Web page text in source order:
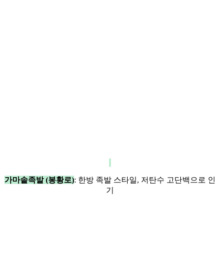
가마솥족발 (봉황로): 한방 족발 스타일, 저탄수 고단백으로 인
기